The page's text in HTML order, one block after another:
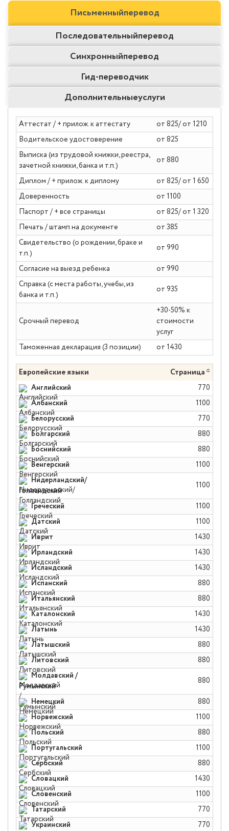
Письменныйперевод
Последовательныйперевод
Синхронныйперевод
Гид-переводчик
Дополнительныеуслуги
Аттестат / + прилож. к аттестату от 825/ от 1210
Водительское удостоверение от 825
Выписка (из трудовой книжки, реестра,
зачетной книжки, банка и т.п.)
от 880
Диплом / + прилож. к диплому от 825/ от 1 650
Доверенность от 1100
Паспорт / + все страницы от 825/ от 1 320
Печать / штамп на документе от 385
Свидетельство (о рождении, браке и
т.п.)
от 990
Согласие на выезд ребенка от 990
Справка (с места работы, учебы, из
банка и т.п.)
от 935
Срочный перевод
+30-50% к
стоимости
услуг
Таможенная декларация (3 позиции) от 1430
Европейские языки Страница *
Английский 770
Албанский 1100
Белорусский 770
Болгарский 880
Боснийский 880
Венгерский 1100
Нидерландский/
Голландский
1100
Греческий 1100
Датский 1100
Иврит 1430
Ирландский 1430
Исландский 1430
Испанский 880
Итальянский 880
Каталонский 1430
Латынь 1430
Латышский 880
Литовский 880
Молдавский /
Румынский
880
Немецкий 880
Норвежский 1100
Польский 880
Португальский 1100
Сербский 880
Словацкий 1430
Словенский 1100
Татарский 770
Украинский 770